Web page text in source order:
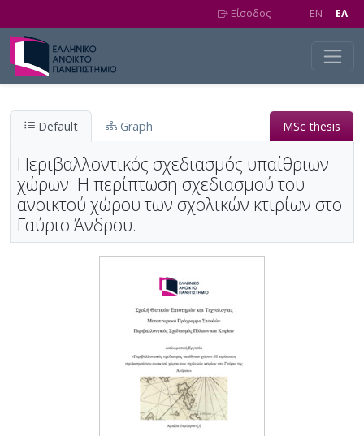
Είσοδος EN EΛ
Default Graph MSc thesis
Περιβαλλοντικός σχεδιασμός υπαίθριων
χώρων: Η περίπτωση σχεδιασμού του
ανοικτού χώρου των σχολικών κτιρίων στο
Γαύριο Άνδρου.